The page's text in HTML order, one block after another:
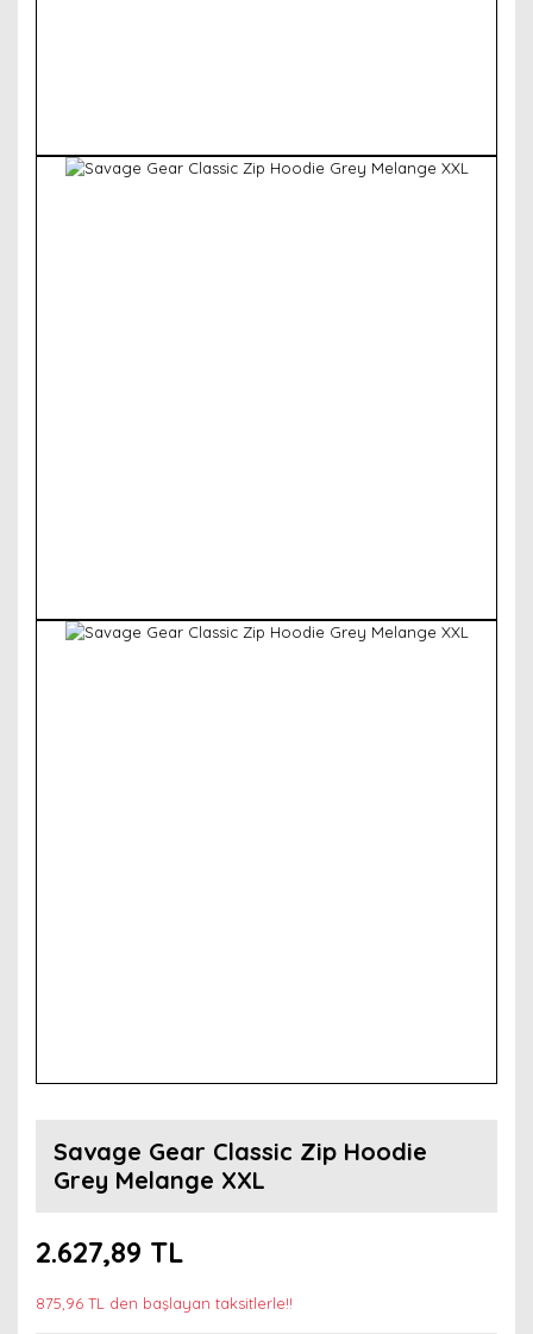
Savage Gear Classic Zip Hoodie
Grey Melange XXL
2.627,89 TL
875,96 TL den başlayan taksitlerle!!